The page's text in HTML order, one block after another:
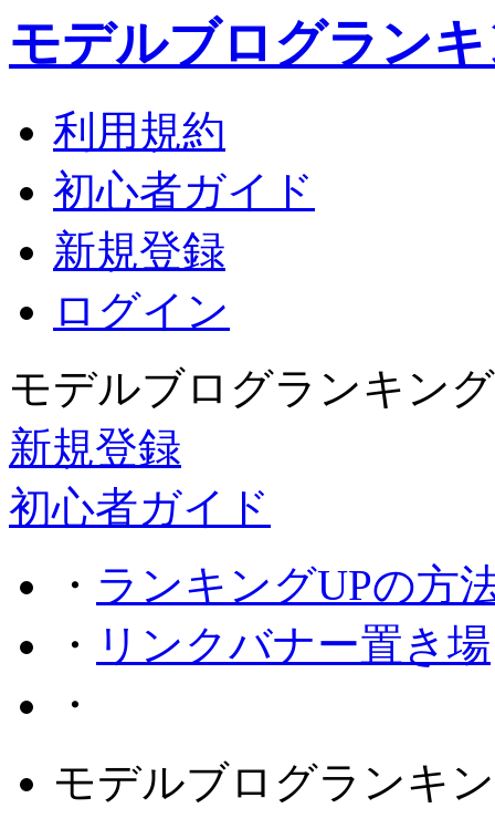
モデルブログラン
利用規約
初心者ガイド
新規登録
ログイン
モデルブログランキング
新規登録
初心者ガイド
・ ランキングUPの方
・ リンクバナー置き場
・
モデルブログランキ